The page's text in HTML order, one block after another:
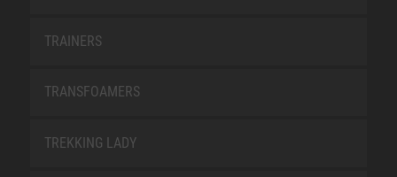
TRAINERS
TRANSFOAMERS
TREKKING LADY